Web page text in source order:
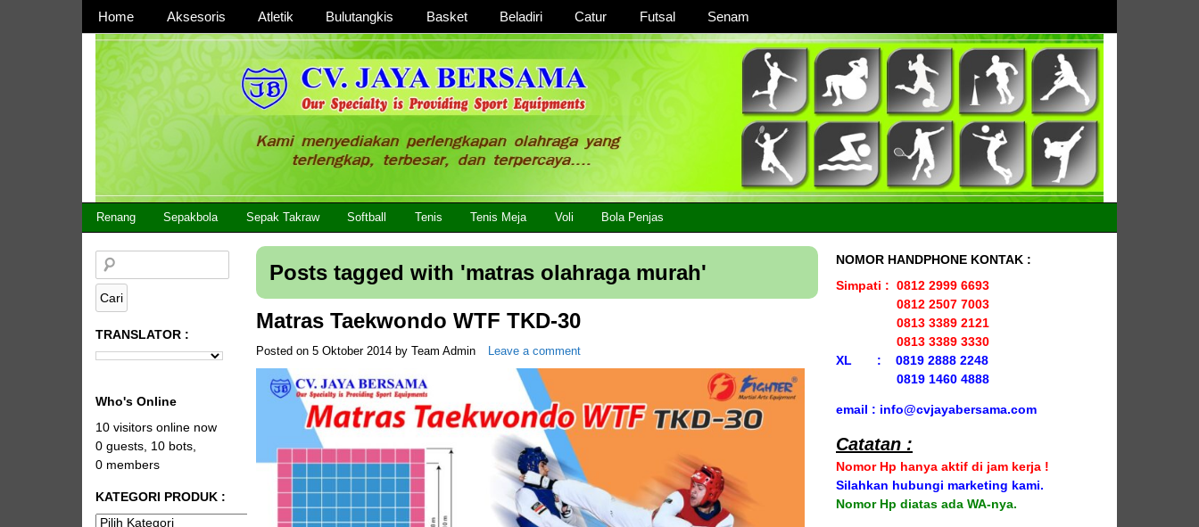
Home Aksesoris Atletik Bulutangkis Basket Beladiri Catur Futsal Senam
CV JAYA BERSAMA Co Id
Menyediakan Semua Perlengkapan Olahraga Yang Lengkap, Berkualitas Dengan Harga Yang Murah
Page 2
Renang Sepakbola Sepak Takraw Softball Tenis Tenis Meja Voli Bola Penjas
Posts tagged with 'matras olahraga murah'
Matras Taekwondo WTF TKD-30
Posted on 5 Oktober 2014 by Team Admin Leave a comment
TRANSLATOR :
Who's Online
10 visitors online now
0 guests, 10 bots,
0 members
KATEGORI PRODUK :
NOMOR HANDPHONE KONTAK :
Simpati : 0812 2999 6693
0812 2507 7003
0813 3389 2121
0813 3389 3330
XL : 0819 2888 2248
0819 1460 4888
email : info@cvjayabersama.com
Catatan :
Nomor Hp hanya aktif di jam kerja !
Silahkan hubungi marketing kami.
Nomor Hp diatas ada WA-nya.